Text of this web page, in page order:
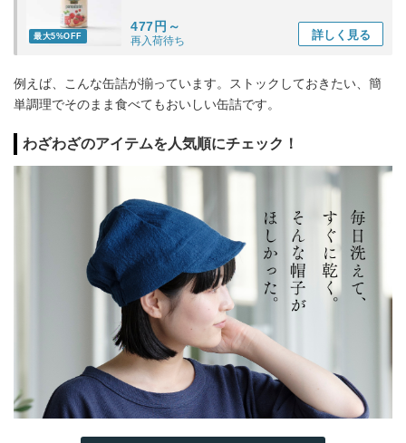
最大5%OFF
477円～
再入荷待ち 詳しく 見る
例えば、こんな缶詰が揃っています。ストックしておきたい、簡
単調理でそのまま食べてもおいしい缶詰です。
わざわざのアイテムを人気順にチェック！